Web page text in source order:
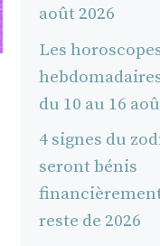
août 2026
Les
du 10 au 16
4 signes du
seront bénis
reste de 2026